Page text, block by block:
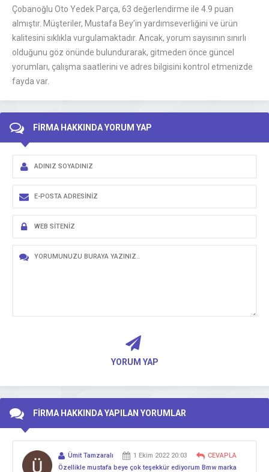
Çobanoğlu Oto Yedek Parça, 63 değerlendirme ile 4.9 puan
almıştır. Müşteriler, Mustafa Bey’in yardımseverliğini ve ürün
kalitesini sıklıkla vurgulamaktadır. Ancak, yorum sayısının sınırlı
olduğunu göz önünde bulundurarak, gitmeden önce güncel
yorumları, çalışma saatlerini ve adres bilgisini kontrol etmenizde
fayda var.
FİRMA HAKKINDA YORUM YAP
YORUM YAP
FİRMA HAKKINDA YAPILAN YORUMLAR
Ümit Tamzaralı 1 Ekim 2022 20:03
CEVAPLA
Özellikle mustafa beye çok teşekkür ediyorum Bmw marka